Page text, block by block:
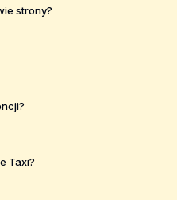
strony?
Taxi?